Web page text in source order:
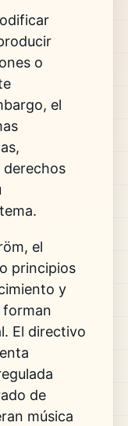
o
el
el
principios
y
forman
El directivo
de
música